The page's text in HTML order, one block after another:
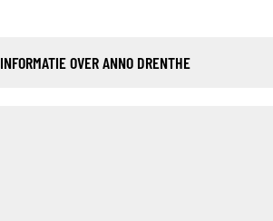
INFORMATIE OVER ANNO DRENTHE